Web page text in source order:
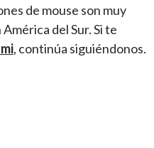
de mouse son muy
del Sur. Si te
, continúa siguiéndonos.